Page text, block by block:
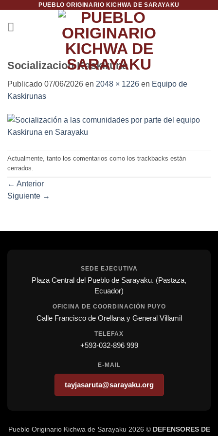
contenido
PUEBLO ORIGINARIO KICHWA DE SARAYAKU
Socializacion Kaskiruna
Publicado 07/06/2026 en 2048 × 1226 en Equipo de
Kaskirunas
Actualmente, tanto los comentarios como los trackbacks están
cerrados.
← Anterior
Siguiente →
SEDE EJECUTIVA
Plaza Central del Pueblo de Sarayaku. (Pastaza,
Ecuador)
OFICINA DE COORDINACIÓN PUYO
Calle Francisco de Orellana y General Villamil
TELEFAX
+593-032-896 999
E-MAIL
tayjasaruta@sarayaku.org
Pueblo Originario Kichwa de Sarayaku 2026 © DEFENSORES DE